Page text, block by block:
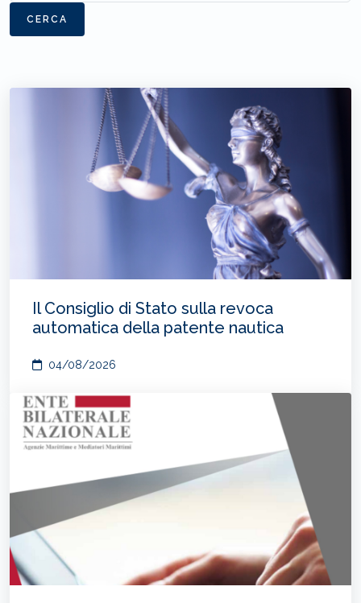
CERCA
Il Consiglio di Stato sulla revoca
automatica della patente nautica
04/08/2026